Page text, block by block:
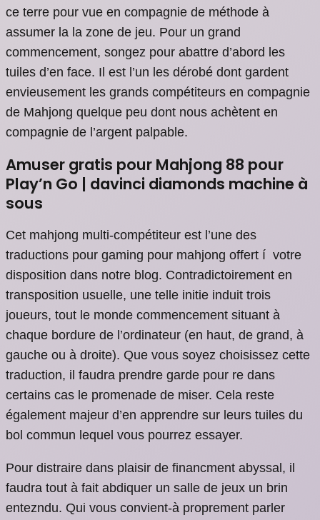
ce terre pour vue en compagnie de méthode à
assumer la la zone de jeu. Pour un grand
commencement, songez pour abattre d’abord les
tuiles d’en face. Il est l’un les dérobé dont gardent
envieusement les grands compétiteurs en compagnie
de Mahjong quelque peu dont nous achètent en
compagnie de l’argent palpable.
Amuser gratis pour Mahjong 88 pour
Play’n Go | davinci diamonds machine à
sous
Cet mahjong multi-compétiteur est l’une des
traductions pour gaming pour mahjong offert í votre
disposition dans notre blog. Contradictoirement en
transposition usuelle, une telle initie induit trois
joueurs, tout le monde commencement situant à
chaque bordure de l’ordinateur (en haut, de grand, à
gauche ou à droite). Que vous soyez choisissez cette
traduction, il faudra prendre garde pour re dans
certains cas le promenade de miser. Cela reste
également majeur d’en apprendre sur leurs tuiles du
bol commun lequel vous pourrez essayer.
Pour distraire dans plaisir de financment abyssal, il
faudra tout à fait abdiquer un salle de jeux un brin
entezndu. Qui vous convient-à proprement parler